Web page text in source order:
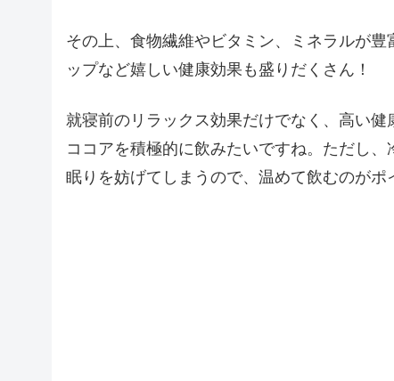
その上、食物繊維やビタミン、ミネラルが
ップなど嬉しい健康効果も盛りだくさん！
就寝前のリラックス効果だけでなく、高い
ココアを積極的に飲みたいですね。ただし
眠りを妨げてしまうので、温めて飲むのがポ